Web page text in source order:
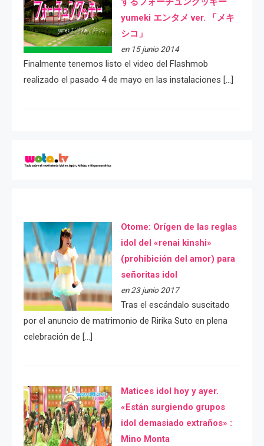
yumeki エンタメ ver. 「メキ
シコ」
en 15 junio 2014
Finalmente tenemos listo el video del Flashmob
realizado el pasado 4 de mayo en las instalaciones […]
Otome: Orígen de las reglas
idol del «renai kinshi»
(prohibición del amor) para
señoritas idol
en 23 junio 2017
Tras el escándalo suscitado
por el anuncio de matrimonio de Ririka Suto en plena
celebración de […]
Matices idol hoy y ayer.
«Están surgiendo grupos
idol demasiado extraños» :
Mino Monta